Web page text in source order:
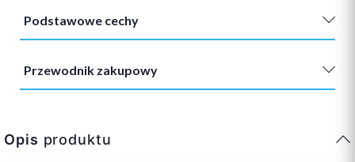
Podstawowe cechy
Przewodnik zakupowy
Opis produktu